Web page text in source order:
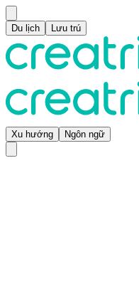
Du lịch Lưu trú
Xu hướng Ngôn ngữ